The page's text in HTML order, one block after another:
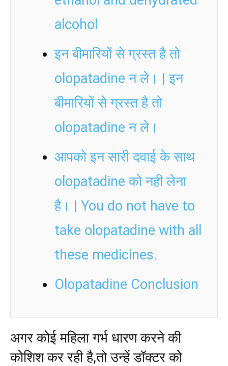
alcohol
इन बीमारियों से ग्रस्त है तो
olopatadine न ले। | इन
बीमारियों से ग्रस्त है तो
olopatadine न ले।
आपको इन सारी दवाई के साथ
olopatadine को नही लेना
है। | You do not have to
take olopatadine with all
these medicines.
Olopatadine Conclusion
अगर कोई महिला गर्भ धारण करने की
कोशिश कर रही है,तो उन्हें डॉक्टर को